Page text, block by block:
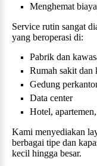
Menghemat
Service rutin sangat
yang beroperasi di:
Pabrik dan
Rumah sakit dan
Gedung
Data center
Hotel,
Kami menyediakan
berbagai tipe dan
kecil hingga besar.